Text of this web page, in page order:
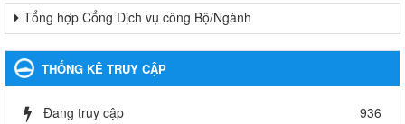
Tổng hợp Cổng Dịch vụ công Bộ/Ngành
THỐNG KÊ TRUY CẬP
Đang truy cập
936